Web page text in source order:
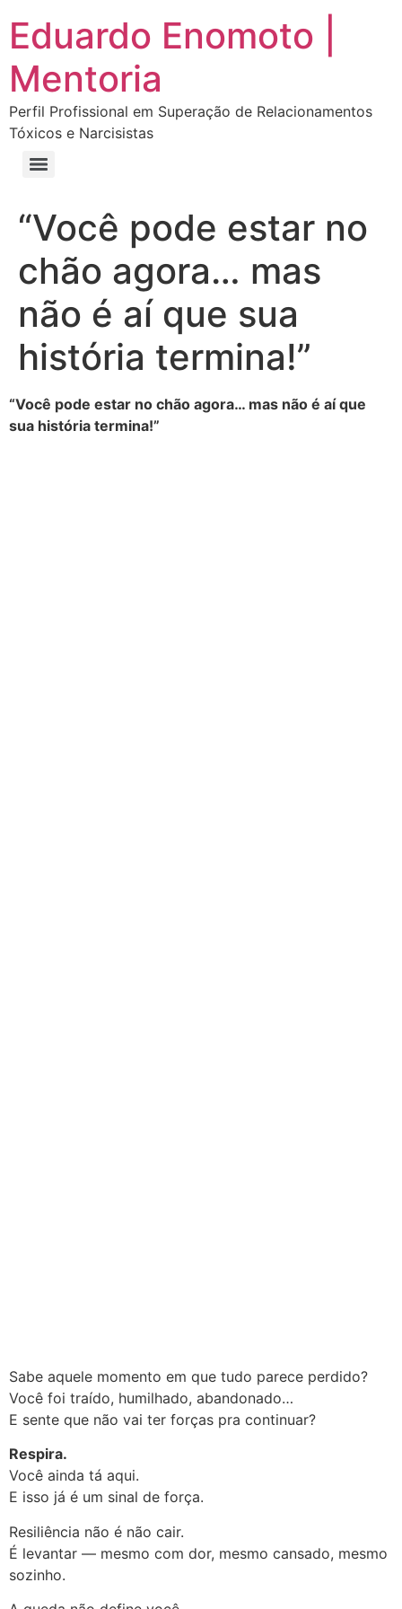
Eduardo Enomoto |
Mentoria
Perfil Profissional em Superação de Relacionamentos
Tóxicos e Narcisistas
“Você pode estar no
chão agora… mas
não é aí que sua
história termina!”
“Você pode estar no chão agora… mas não é aí que
sua história termina!”
Sabe aquele momento em que tudo parece perdido?
Você foi traído, humilhado, abandonado…
E sente que não vai ter forças pra continuar?
Respira.
Você ainda tá aqui.
E isso já é um sinal de força.
Resiliência não é não cair.
É levantar — mesmo com dor, mesmo cansado, mesmo
sozinho.